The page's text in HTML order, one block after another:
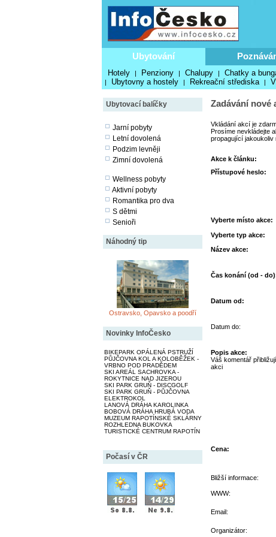
Ubytování
Hotely | Penziony | Chalupy | Chatky a
| Ubytovny a hostely | Rekreační střediska |
Ubytovací balíčky
Jarní pobyty
Letní dovolená
Podzim levněji
Zimní dovolená
Wellness pobyty
Aktivní pobyty
Romantika pro dva
S dětmi
Senioři
Náhodný tip
Ostravsko, Opavsko a poodří
Novinky InfoČesko
BIKEPARK OPÁLENÁ PSTRUŽÍ
PŮJČOVNA KOL A KOLOBĚŽEK -
VRBNO POD PRADĚDEM
SKI AREÁL SACHROVKA -
ROKYTNICE NAD JIZEROU
SKI PARK GRUŇ - DISCGOLF
SKI PARK GRUŇ - PŮJČOVNA
ELEKTROKOL
LANOVÁ DRÁHA KAROLINKA
BOBOVÁ DRÁHA HRUBÁ VODA
MUZEUM RAPOTÍNSKÉ SKLÁRNY
ROZHLEDNA BUKOVKA
TURISTICKÉ CENTRUM RAPOTÍN
Počasí v ČR
Zadávání nové
Vkládání akcí je
Prosíme nevkládejte
propagující jakoukoliv
Akce k článku:
Přístupové heslo:
Vyberte místo akce:
Vyberte typ akce:
Název akce:
Čas konání (od -
Datum od:
Datum do:
Popis akce:
Váš komentář
akci
Cena:
Bližší informace:
WWW:
Email:
Organizátor: